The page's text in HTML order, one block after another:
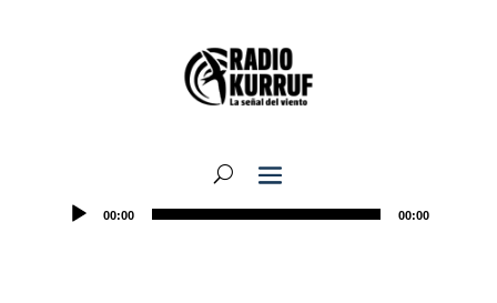
00:00 00:00